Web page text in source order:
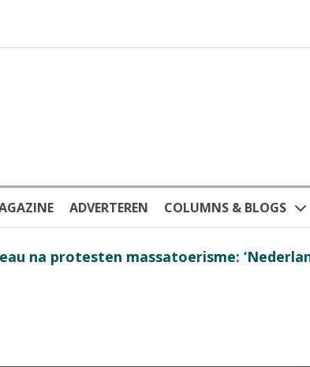
ADVERTEREN COLUMNS & BLOGS
na protesten massatoerisme: